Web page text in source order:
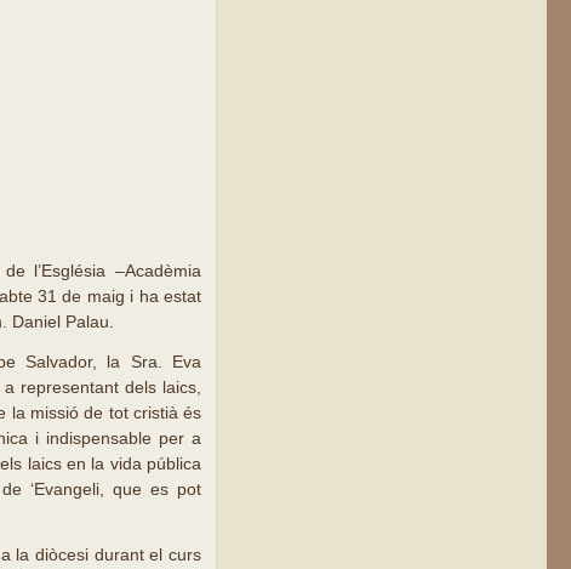
l’Església –Acadèmia
31 de maig i ha estat
Daniel Palau.
Salvador, la Sra. Eva
representant dels laics,
la missió de tot cristià és
i indispensable per a
laics en la vida pública
‘Evangeli, que es pot
la diòcesi durant el curs